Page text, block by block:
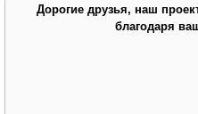
Дорогие друзья, наш
благодаря